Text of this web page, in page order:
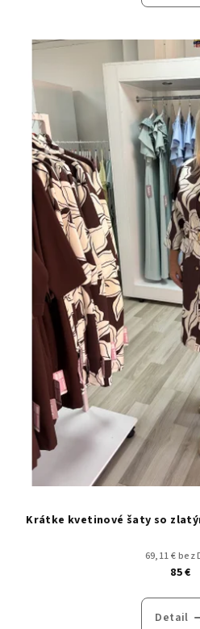
Krátke kvetinové šaty so
69,11 € bez
85 €
Detail